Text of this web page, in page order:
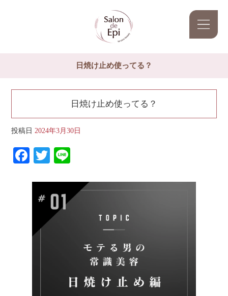
日焼け止め使ってる？
日焼け止め使ってる？
投稿日 2024年3月30日
Facebook
Twitter